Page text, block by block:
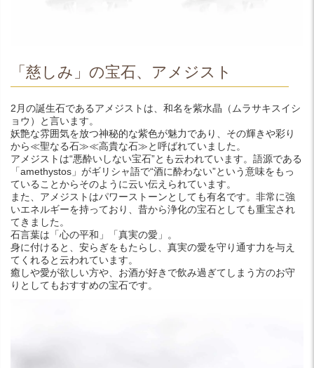
「慈しみ」の宝石、アメジスト
2月の誕生石であるアメジストは、和名を紫水晶（ムラサキスイシ
ョウ）と言います。
妖艶な雰囲気を放つ神秘的な紫色が魅力であり、その輝きや彩り
から≪聖なる石≫≪高貴な石≫と呼ばれていました。
アメジストは“悪酔いしない宝石”とも云われています。語源である
「amethystos」がギリシャ語で“酒に酔わない”という意味をもっ
ていることからそのように云い伝えられています。
また、アメジストはパワーストーンとしても有名です。非常に強
いエネルギーを持っており、昔から浄化の宝石としても重宝され
てきました。
石言葉は「心の平和」「真実の愛」。
身に付けると、安らぎをもたらし、真実の愛を守り通す力を与え
てくれると云われています。
癒しや愛が欲しい方や、お酒が好きで飲み過ぎてしまう方のお守
りとしてもおすすめの宝石です。